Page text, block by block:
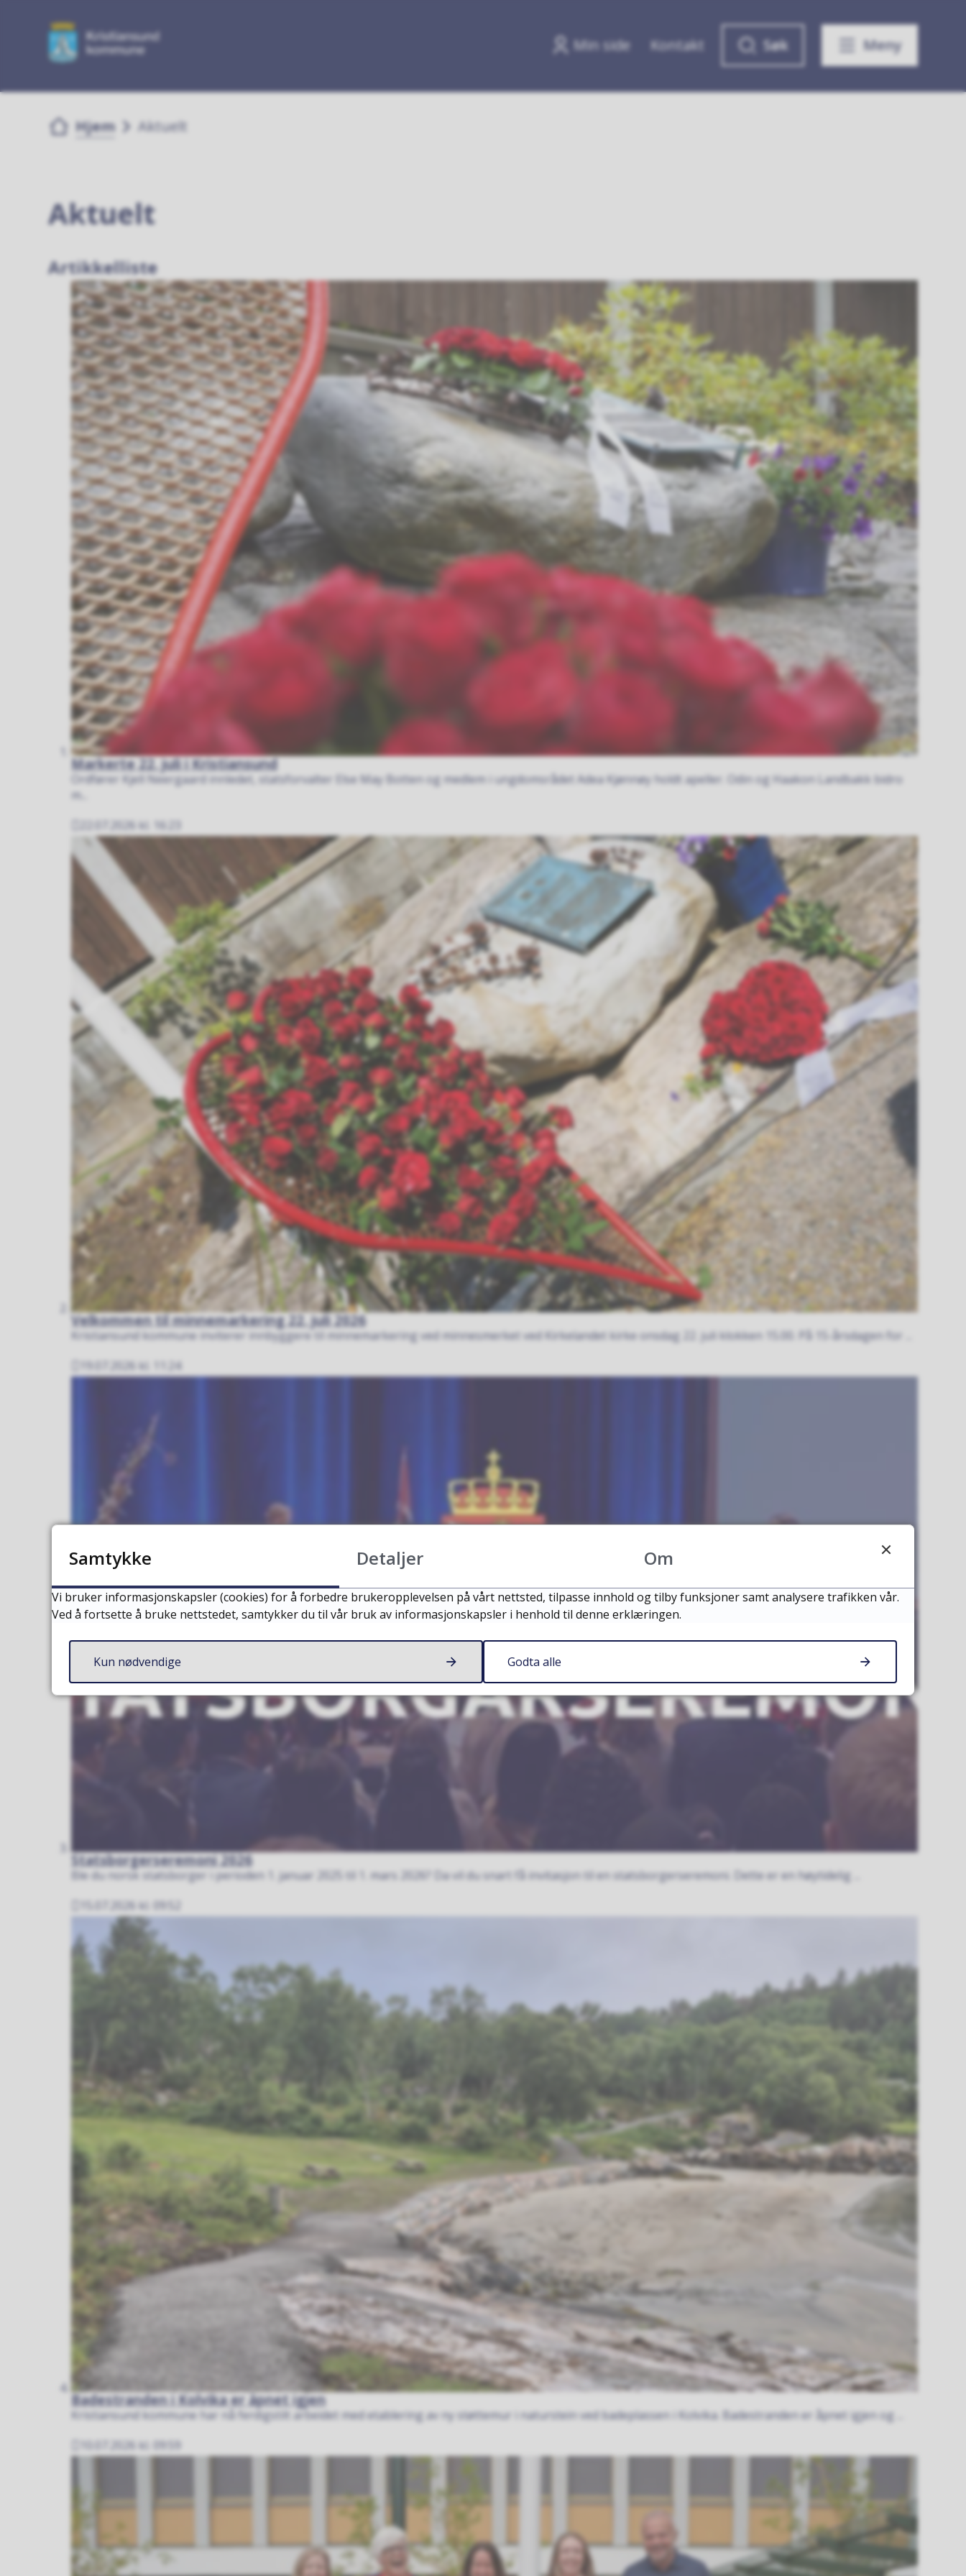
Min side Kontakt Søk Meny
Du er her:
Hjem Aktuelt
Aktuelt
Artikkelliste
Markerte 22. juli i Kristiansund
Ordfører Kjell Neergaard innledet, statsforvalter Else May Botten og medlem i ungdomsrådet Adea Kjønnøy holdt apeller. Odin og Haakon Landbakk bidro
m...
Publisert
22.07.2026 kl. 16:23
Velkommen til minnemarkering 22. juli 2026
Kristiansund kommune inviterer innbyggere til minnemarkering ved minnesmerket ved Kirkelandet kirke onsdag 22. juli klokken 15.00. På 15-årsdagen for ...
Publisert
19.07.2026 kl. 11:24
Statsborgerseremoni 2026
Ble du norsk statsborger i perioden 1. januar 2025 til 1. mars 2026? Da vil du snart få invitasjon til en statsborgerseremoni. Dette er en høytidelig ...
Publisert
15.07.2026 kl. 09:52
Badestranden i Kolvika er åpnet igjen
Kristiansund kommune har nå ferdigstilt arbeidet med etablering av ny støttemur i naturstein ved badeplassen i Kolvika. Badestranden er åpnet igjen og ...
Publisert
10.07.2026 kl. 09:59
Samtykke Detaljer Om
Vi bruker informasjonskapsler (cookies) for å forbedre brukeropplevelsen på vårt nettsted, tilpasse innhold og tilby funksjoner samt analysere trafikken vår.
Ved å fortsette å bruke nettstedet, samtykker du til vår bruk av informasjonskapsler i henhold til denne erklæringen.
Kun nødvendige Godta alle